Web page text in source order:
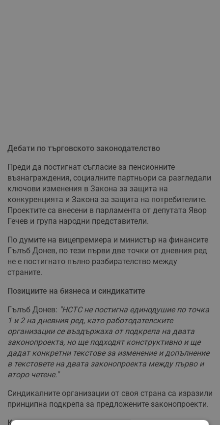
Дебати по търговското законодателство
Преди да постигнат съгласие за пенсионните
възнаграждения, социалните партньори са разгледали
ключови изменения в Закона за защита на
конкуренцията и Закона за защита на потребителите.
Проектите са внесени в парламента от депутата Явор
Гечев и група народни представители.
По думите на вицепремиера и министър на финансите
Гълъб Донев, по тези първи две точки от дневния ред
не е постигнато пълно разбирателство между
страните.
Позициите на бизнеса и синдикатите
Гълъб Донев: "НСТС не постигна единодушие по точка
1 и 2 на дневния ред, като работодателските
организации се въздържаха от подкрепа на двата
законопроекта, но ще подходят конструктивно и ще
дадат конкретни текстове за изменение и допълнение
в текстовете на двата законопроекта между първо и
второ четене."
Синдикалните организации от своя страна са изразили
принципна подкрепа за предложените законопроекти.
Консенсус за доходите на възрастните